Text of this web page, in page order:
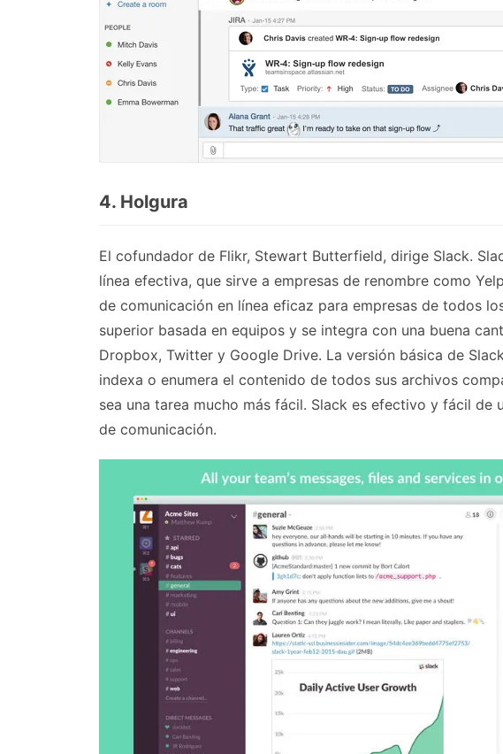
4. Holgura
El cofundador de Flikr, Stewart Butterfield, dirige Slack.
línea efectiva, que sirve a empresas de renombre como
de comunicación en línea eficaz para empresas de todos
superior basada en equipos y se integra con una buena
Dropbox, Twitter y Google Drive. La versión básica de
indexa o enumera el contenido de todos sus archivos
sea una tarea mucho más fácil. Slack es efectivo y fácil de
de comunicación.